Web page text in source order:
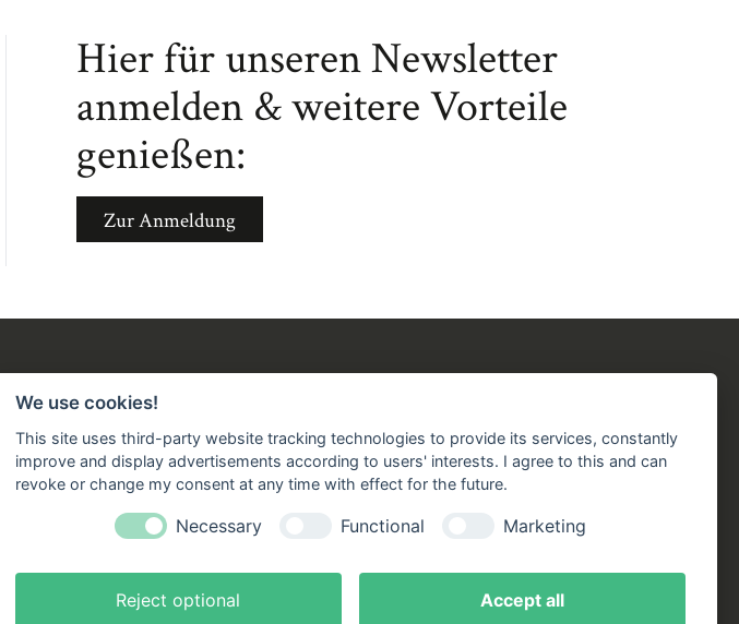
Hier für unseren Newsletter
anmelden & weitere Vorteile
genießen:
Zur Anmeldung
Buchgemeinschaft
Genossenschaft
Büchergilde online
Stellenangebote
FacebookInstagramYouTubeTikTok
Zustellung durch:
We use cookies!
This site uses third-party website tracking technologies to provide its services, constantly
improve and display advertisements according to users' interests. I agree to this and can
revoke or change my consent at any time with effect for the future.
Necessary Functional Marketing
Reject optional Accept all